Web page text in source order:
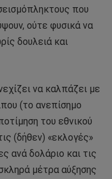
που
ούτε φυσικά να
δουλειά και
να καλπάζει με
(το ανεπίσημο
του εθνικού
(δήθεν) «εκλογές»
ανά δολάριο και τις
μέτρα αύξησης